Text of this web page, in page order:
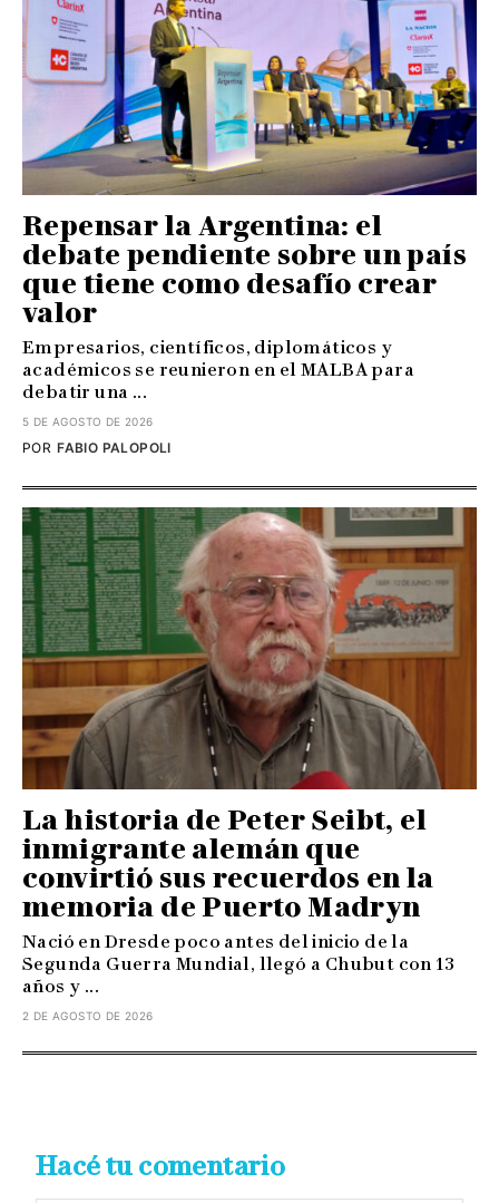
Repensar la Argentina: el
debate pendiente sobre un país
que tiene como desafío crear
valor
Empresarios, científicos, diplomáticos y
académicos se reunieron en el MALBA para
debatir una ...
5 DE AGOSTO DE 2026
FABIO PALOPOLI
POR
La historia de Peter Seibt, el
inmigrante alemán que
convirtió sus recuerdos en la
memoria de Puerto Madryn
Nació en Dresde poco antes del inicio de la
Segunda Guerra Mundial, llegó a Chubut con 13
años y ...
2 DE AGOSTO DE 2026
Hacé tu comentario